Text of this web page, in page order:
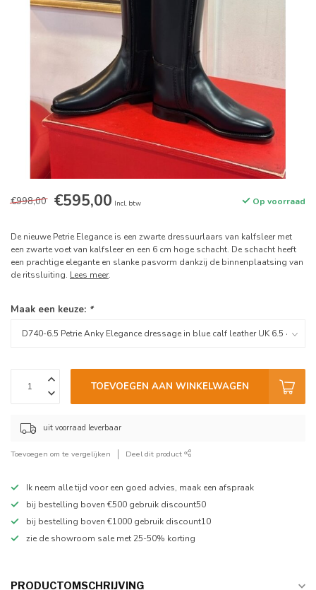
€998,00 €595,00 Incl. btw Op voorraad
De nieuwe Petrie Elegance is een zwarte dressuurlaars van kalfsleer met
een zwarte voet van kalfsleer en een 6 cm hoge schacht. De schacht heeft
een prachtige elegante en slanke pasvorm dankzij de binnenplaatsing van
de ritssluiting. Lees meer.
Maak een keuze: *
TOEVOEGEN AAN WINKELWAGEN
uit voorraad leverbaar
Toevoegen om te vergelijken Deel dit product
Ik neem alle tijd voor een goed advies, maak een afspraak
bij bestelling boven €500 gebruik discount50
bij bestelling boven €1000 gebruik discount10
zie de showroom sale met 25-50% korting
PRODUCTOMSCHRIJVING